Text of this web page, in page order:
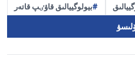
بيولوگييالىق قاۋٸپ قاتەر